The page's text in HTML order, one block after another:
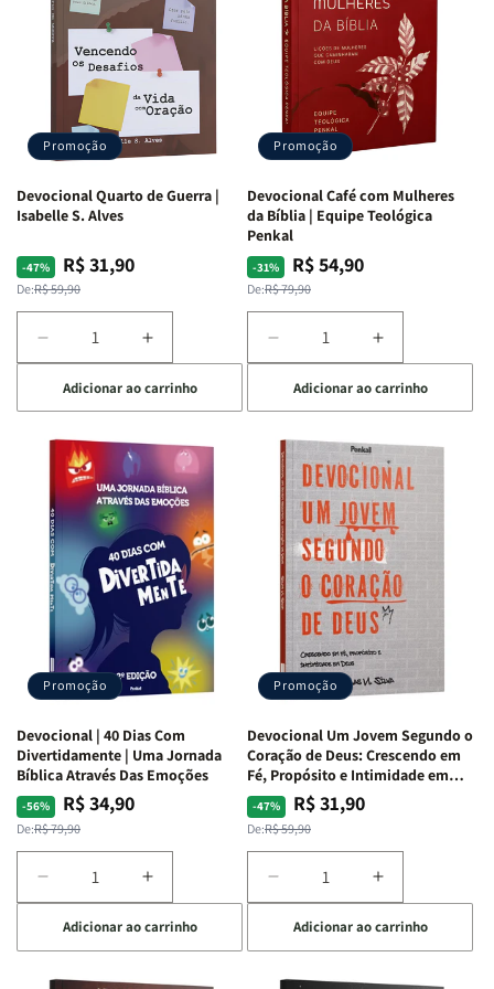
Promoção
Devocional Quarto de Guerra |
Isabelle S. Alves
-47%
Preço
normal
De:R$ 59,90
Preço
promocional
R$ 31,90
Diminuir
a
quantidade
de
Devocional
Quarto
de
Guerra
Isabelle
S.
Alves
Aumentar
a
quantidade
de
Devocional
Quarto
de
Guerra
|
Isabelle
S.
Alves
Adicionar ao carrinho
Promoção
Devocional Café com Mulheres
da Bíblia | Equipe Teológica
Penkal
-31%
Preço
normal
De:R$ 79,90
Preço
promocional
R$ 54,90
Diminuir
a
quantidade
de
Devocional
Café
com
Mulheres
da
Bíblia
Equipe
Teológica
Penkal
Aumentar
a
quantidade
de
Devocional
Café
com
Mulheres
da
Bíblia
|
Equipe
Teológica
Penkal
Adicionar ao carrinho
Promoção
Devocional | 40 Dias Com
Divertidamente | Uma Jornada
Bíblica Através Das Emoções
-56%
Preço
normal
De:R$ 79,90
Preço
promocional
R$ 34,90
Diminuir
a
quantidade
de
Devocional
Aumentar
a
quantidade
de
Devocional
Adicionar ao carrinho
Promoção
Devocional Um Jovem Segundo o
Coração de Deus: Crescendo em
Fé, Propósito e Intimidade em
Deus
-47%
Preço
normal
De:R$ 59,90
Preço
promocional
R$ 31,90
Diminuir
a
quantidade
de
Devocional
Aumentar
a
quantidade
de
Devocional
Adicionar ao carrinho